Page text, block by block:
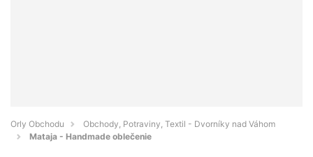
Orly Obchodu
Obchody, Potraviny, Textil - Dvorníky nad Váhom
Mataja - Handmade oblečenie